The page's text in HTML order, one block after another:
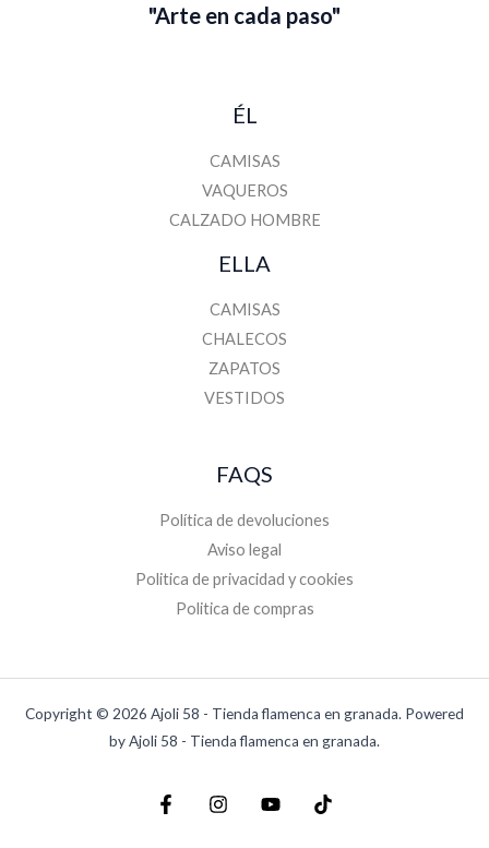
"Arte en cada paso"
ÉL
CAMISAS
VAQUEROS
CALZADO HOMBRE
ELLA
CAMISAS
CHALECOS
ZAPATOS
VESTIDOS
FAQS
Política de devoluciones
Aviso legal
Politica de privacidad y cookies
Politica de compras
Copyright © 2026 Ajoli 58 - Tienda flamenca en granada. Powered
by Ajoli 58 - Tienda flamenca en granada.